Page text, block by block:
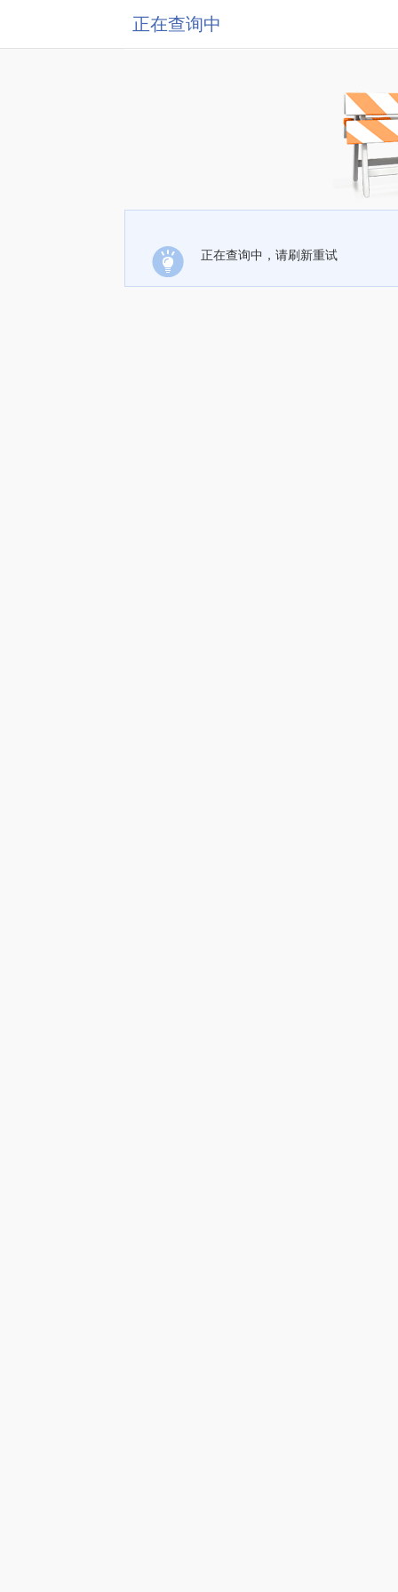
正在查询中
正在查询中，请刷新重试